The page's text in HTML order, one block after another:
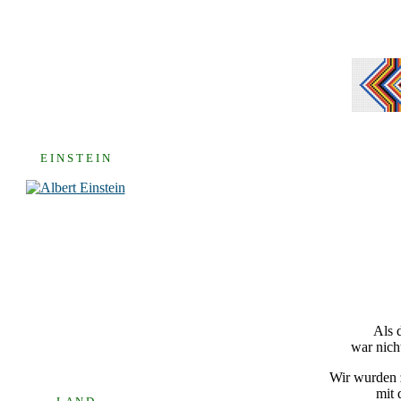
E I N S T E I N
Als
war
Wir wurden
mit